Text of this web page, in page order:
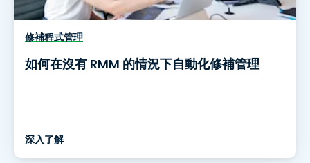
修補程式管理
如何在沒有 RMM 的情況下自動化修補管理
深入了解